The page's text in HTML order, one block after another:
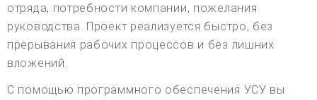
отряда, потребности компании, пожелания
руководства. Проект реализуется быстро, без
прерывания рабочих процессов и без лишних
вложений.
С помощью программного обеспечения УСУ вы